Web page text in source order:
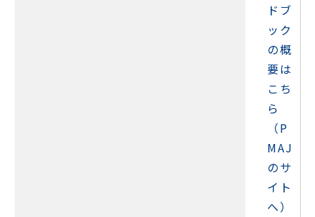
ドブ
ック
の概
要は
こち
ら
（P
MAJ
のサ
イト
へ）